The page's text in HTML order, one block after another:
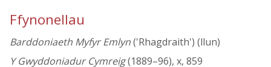
Ffynonellau
Barddoniaeth Myfyr Emlyn('Rhagdraith') (llun)
Y Gwyddoniadur Cymreig(1889–96), x, 859